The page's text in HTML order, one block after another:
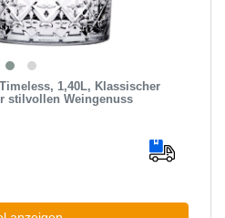
1,40L, Klassischer
stilvollen Weingenuss